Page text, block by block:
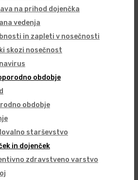
na prihod dojenčka
vedenja
in zapleti v nosečnosti
skozi nosečnost
obdobje
obdobje
starševstvo
in dojenček
zdravstveno varstvo